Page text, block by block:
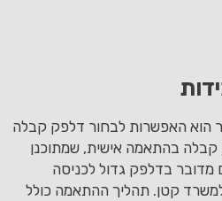
הוא האפשרות לבחור דלפק קבלה
קבלה בהתאמה אישית, שמתוכנן
מדובר בדלפק גדול לכניסה
קטן. תהליך ההתאמה כולל